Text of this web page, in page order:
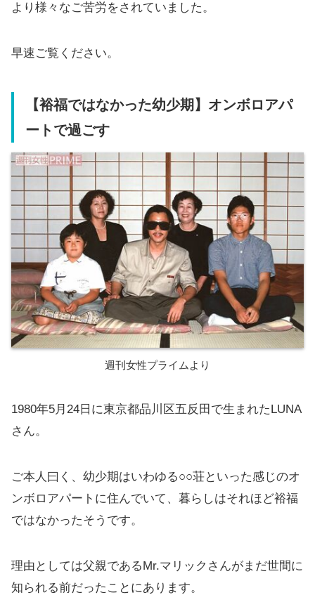
より様々なご苦労をされていました。
早速ご覧ください。
【裕福ではなかった幼少期】オンボロアパ
ートで過ごす
週刊女性プライムより
1980年5月24日に東京都品川区五反田で生まれたLUNA
さん。
ご本人曰く、幼少期はいわゆる○○荘といった感じのオ
ンボロアパートに住んでいて、暮らしはそれほど裕福
ではなかったそうです。
理由としては父親であるMr.マリックさんがまだ世間に
知られる前だったことにあります。